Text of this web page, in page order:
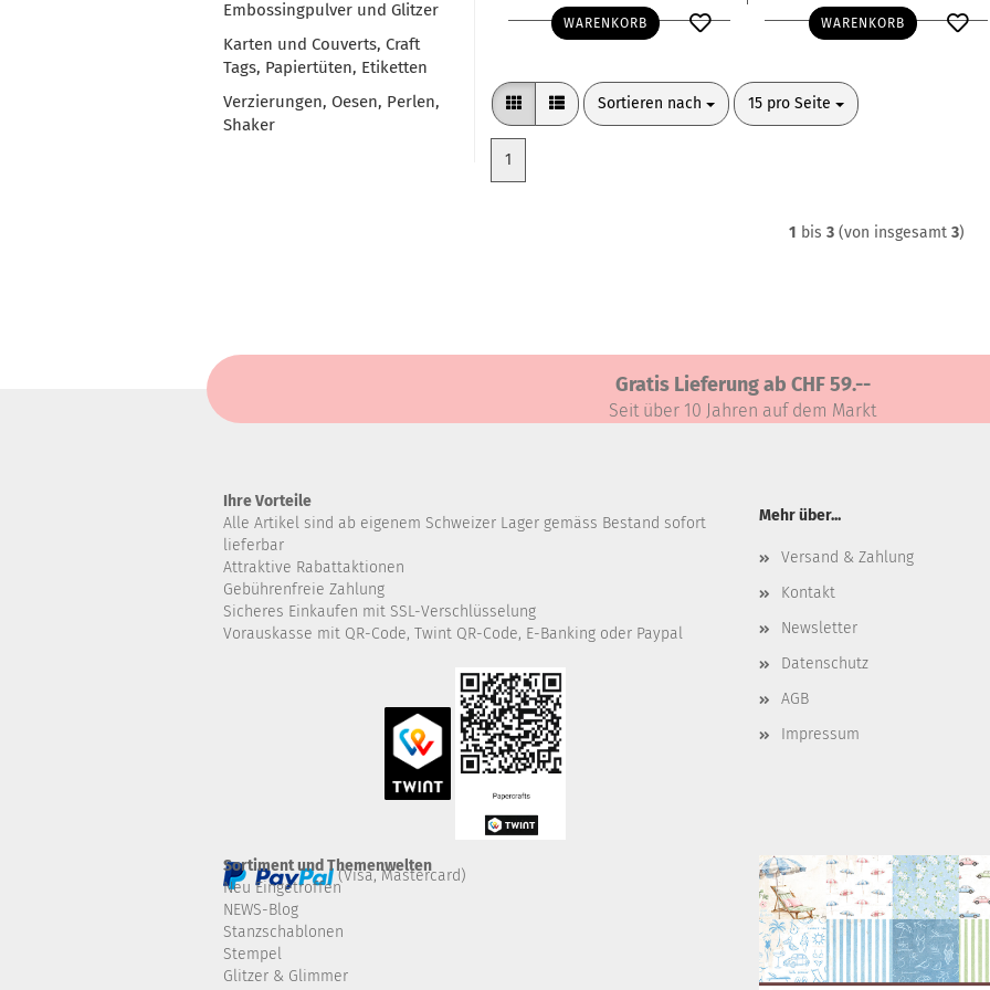
Embossingpulver und Glitzer
Karten und Couverts, Craft
Tags, Papiertüten, Etiketten
Verzierungen, Oesen, Perlen,
Shaker
WARENKORB WARENKORB
Sortieren nach
Sortieren nach 15 pro Seite
pro Seite
1
1 bis 3(von insgesamt 3)
Gratis Lieferung ab CHF 59.--
Seit über 10 Jahren auf dem Markt
Ihre Vorteile
Alle Artikel sind ab eigenem Schweizer Lager gemäss Bestand sofort
lieferbar
Attraktive Rabattaktionen
Gebührenfreie Zahlung
Sicheres Einkaufen mit SSL-Verschlüsselung
Vorauskasse mit QR-Code, Twint QR-Code, E-Banking oder Paypal
(Visa, Mastercard)
Mehr über...
Versand & Zahlung
Kontakt
Newsletter
Datenschutz
AGB
Impressum
Sortiment und Themenwelten
Neu Eingetroffen
NEWS-Blog
Stanzschablonen
Stempel
Glitzer & Glimmer